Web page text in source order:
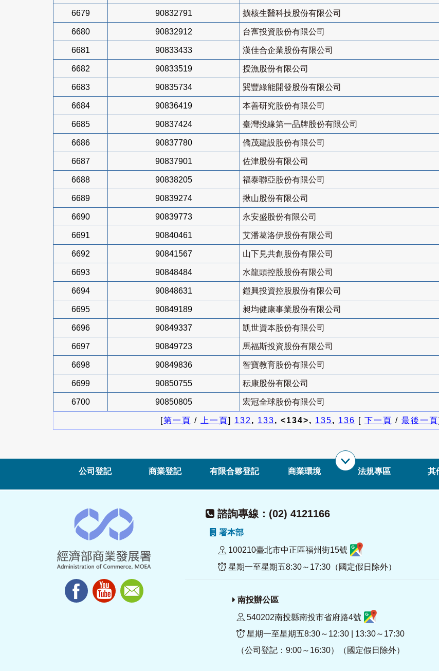
6679 90832791 擴核生醫科技股份有限公司
6680 90832912 台寯投資股份有限公司
6681 90833433 漢佳合企業股份有限公司
6682 90833519 授漁股份有限公司
6683 90835734 巽豐綠能開發股份有限公司
6684 90836419 本善研究股份有限公司
6685 90837424 臺灣投緣第一品牌股份有限公司
6686 90837780 僑茂建設股份有限公司
6687 90837901 佐津股份有限公司
6688 90838205 福泰聯亞股份有限公司
6689 90839274 揪山股份有限公司
6690 90839773 永安盛股份有限公司
6691 90840461 艾潘葛洛伊股份有限公司
6692 90841567 山下見共創股份有限公司
6693 90848484 水龍頭控股股份有限公司
6694 90848631 鎧興投資控股股份有限公司
6695 90849189 昶均健康事業股份有限公司
6696 90849337 凱世資本股份有限公司
6697 90849723 馬福斯投資股份有限公司
6698 90849836 智寶教育股份有限公司
6699 90850755 秐康股份有限公司
6700 90850805 宏冠全球股份有限公司
[第一頁 / 上一頁] 132, 133, <134>, 135, 136 [ 下一頁 / 最後一頁
公司登記 商業登記 有限合夥登記 商業環境 法規專區 其
諮詢專線：(02) 4121166
署本部
100210臺北市中正區福州街15號
星期一至星期五8:30～17:30（國定假日除外）
南投辦公區
540202南投縣南投市省府路4號
星期一至星期五8:30～12:30 | 13:30～17:30
（公司登記：9:00～16:30）（國定假日除外）